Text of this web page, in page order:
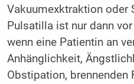
Vakuumexktraktion oder
Pulsatilla ist nur dann
wenn eine Patientin an
Anhänglichkeit,
Obstipation, brennenden